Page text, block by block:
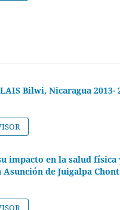
Bilwi, Nicaragua 2013-
impacto en la salud
de Juigalpa